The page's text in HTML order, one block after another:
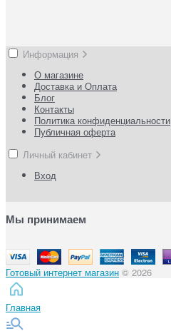
Информация
О магазине
Доставка и Оплата
Блог
Контакты
Политика конфиденциальности
Публичная оферта
Личный кабинет
Вход
Мы принимаем
Готовый интернет магазин © 2026
Главная